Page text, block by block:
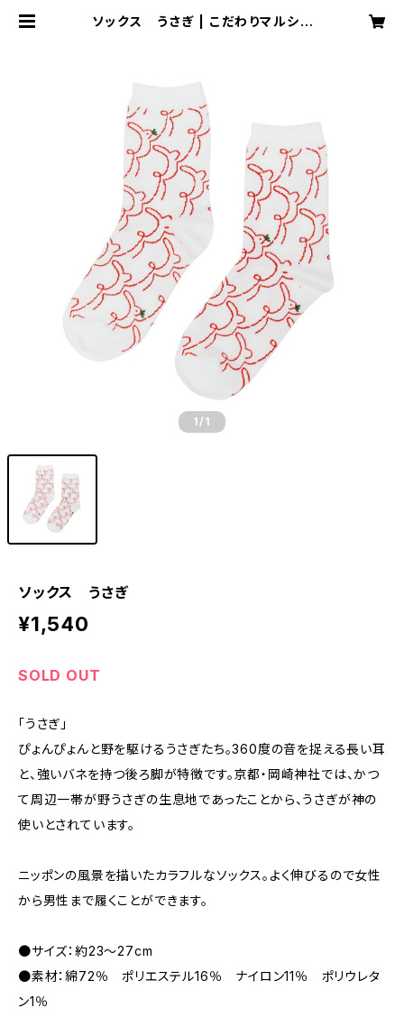
ソックス うさぎ | こだわりマルシェ
1 /1
ソックス うさぎ
¥1,540
SOLD OUT
「うさぎ」
ぴょんぴょんと野を駆けるうさぎたち。360度の音を捉える長い耳
と、強いバネを持つ後ろ脚が特徴です。京都・岡崎神社では、かつ
て周辺一帯が野うさぎの生息地であったことから、うさぎが神の
使いとされています。
ニッポンの風景を描いたカラフルなソックス。よく伸びるので女性
から男性まで履くことができます。
●サイズ：約23～27cm
●素材：綿72％ ポリエステル16％ ナイロン11％ ポリウレタ
ン1％